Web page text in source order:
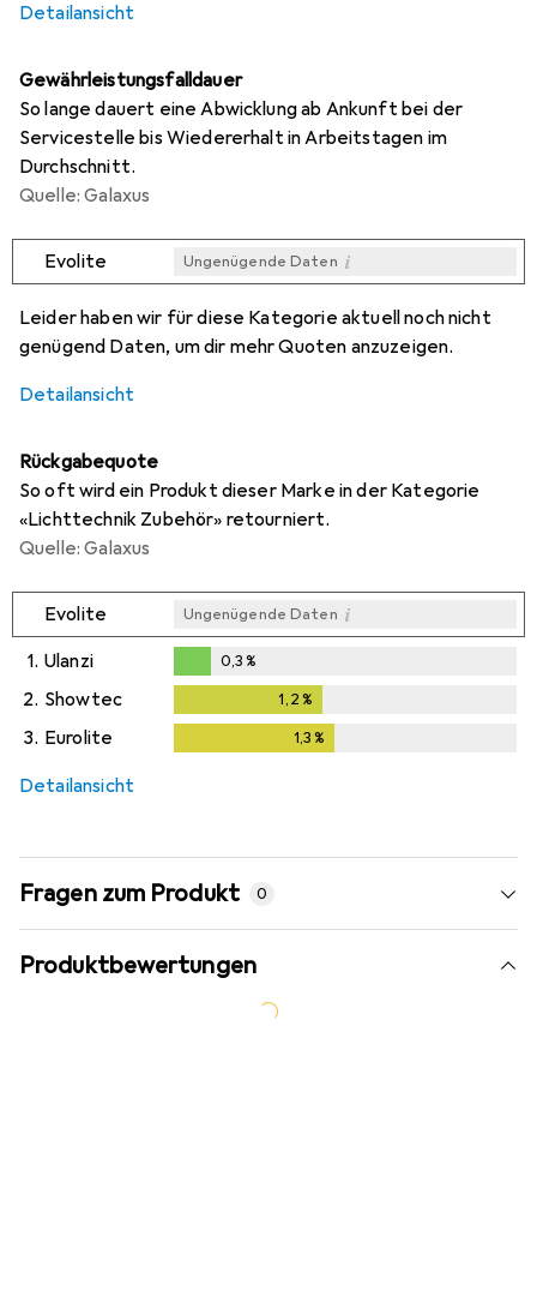
Detailansicht
Gewährleistungsfalldauer
So lange dauert eine Abwicklung ab Ankunft bei der
Servicestelle bis Wiedererhalt in Arbeitstagen im
Durchschnitt.
Quelle: Galaxus
Evolite Ungenügende Daten i
Leider haben wir für diese Kategorie aktuell noch nicht
genügend Daten, um dir mehr Quoten anzuzeigen.
Detailansicht
Rückgabequote
So oft wird ein Produkt dieser Marke in der Kategorie
«Lichttechnik Zubehör» retourniert.
Quelle: Galaxus
Evolite Ungenügende Daten i
1. Ulanzi
0,3%
0,3%
2. Showtec 1,2 %
3. Eurolite 1,3%
Detailansicht
Fragen zum Produkt 0
Produktbewertungen